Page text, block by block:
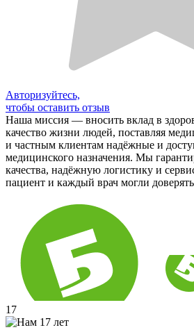
Авторизуйтесь,
чтобы оставить отзыв
Наша миссия — вносить вклад в
качество жизни людей, поставляя
и частным клиентам надёжные и
медицинского назначения. Мы
качества, надёжную логистику и
пациент и каждый врач могли
17